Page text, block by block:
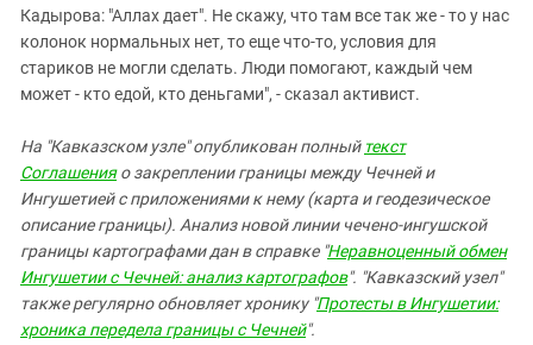
Кадырова: "Аллах дает". Не скажу, что там все так же - то у нас
колонок нормальных нет, то еще что-то, условия для
стариков не могли сделать. Люди помогают, каждый чем
может - кто едой, кто деньгами", - сказал активист.
На "Кавказском узле" опубликован полный текст
Соглашенияо закреплении границы между Чечней и
Ингушетией с приложениями к нему (карта и геодезическое
описание границы). Анализ новой линии чечено-ингушской
границы картографами дан в справке "Неравноценный обмен
Ингушетии с Чечней: анализ картографов". "Кавказский узел"
также регулярно обновляет хронику "Протесты в Ингушетии:
хроника передела границы с Чечней".